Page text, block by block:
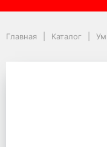
Главная Каталог